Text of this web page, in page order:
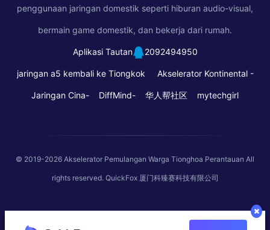
penggunaan jaringan domestik seperti hiburan audio-visual,
bermain game domestik, dan bekerja dari rumah.
Aplikasi Tautan 2092494950
jaringan a5 kembali ke Tiongkok Akselerator Kontinental -
Jaringan Cina- DiffMind- 华人帮社区 mytechgirl
© 2019-2026 Akselerator Pemulangan Warga Tionghoa Perantauan All
rights reserved. QuickFox 厦门科臻赛科技有限公司